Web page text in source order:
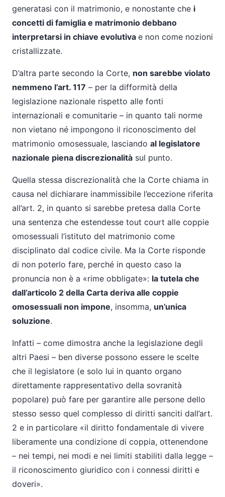
generatasi con il matrimonio, e nonostante che i
concetti di famiglia e matrimonio debbano
interpretarsi in chiave evolutiva e non come nozioni
cristallizzate.
D’altra parte secondo la Corte, non sarebbe violato
nemmeno l’art. 117 – per la difformità della
legislazione nazionale rispetto alle fonti
internazionali e comunitarie – in quanto tali norme
non vietano né impongono il riconoscimento del
matrimonio omosessuale, lasciando al legislatore
nazionale piena discrezionalità sul punto.
Quella stessa discrezionalità che la Corte chiama in
causa nel dichiarare inammissibile l’eccezione riferita
all’art. 2, in quanto si sarebbe pretesa dalla Corte
una sentenza che estendesse tout court alle coppie
omosessuali l’istituto del matrimonio come
disciplinato dal codice civile. Ma la Corte risponde
di non poterlo fare, perché in questo caso la
pronuncia non è a «rime obbligate»: la tutela che
dall’articolo 2 della Carta deriva alle coppie
omosessuali non impone, insomma, un’unica
soluzione.
Infatti – come dimostra anche la legislazione degli
altri Paesi – ben diverse possono essere le scelte
che il legislatore (e solo lui in quanto organo
direttamente rappresentativo della sovranità
popolare) può fare per garantire alle persone dello
stesso sesso quel complesso di diritti sanciti dall’art.
2 e in particolare «il diritto fondamentale di vivere
liberamente una condizione di coppia, ottenendone
– nei tempi, nei modi e nei limiti stabiliti dalla legge –
il riconoscimento giuridico con i connessi diritti e
doveri».